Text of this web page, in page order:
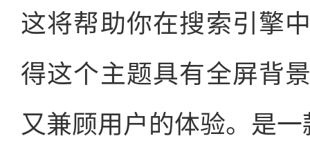
这将帮助你在搜索引擎
得这个主题具有全屏背
又兼顾用户的体验。是